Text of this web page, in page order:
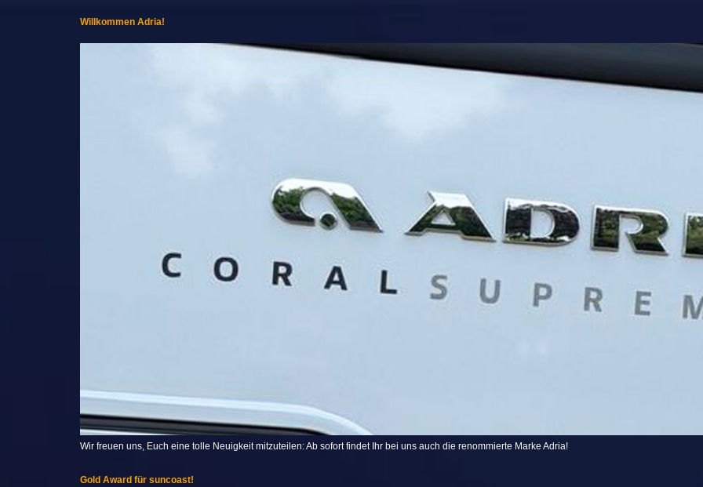
Willkommen Adria!
Wir freuen uns, Euch eine tolle Neuigkeit mitzuteilen: Ab sofort findet Ihr bei uns auch die renommierte Marke Adria!
Gold Award für suncoast!